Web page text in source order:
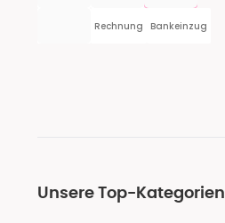
Rechnung Bankeinzug
Unsere Top-Kategorien